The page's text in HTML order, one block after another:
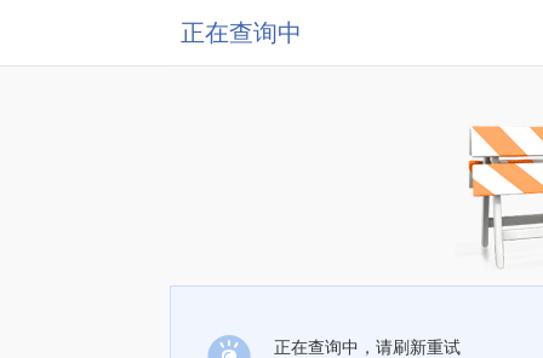
正在查询中
正在查询中，请刷新重试